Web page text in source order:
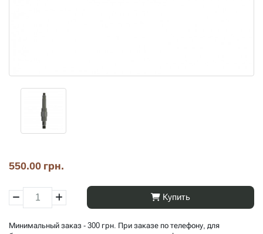
550.00 грн.
Купить
Минимальный заказ - 300 грн. При заказе по телефону, для